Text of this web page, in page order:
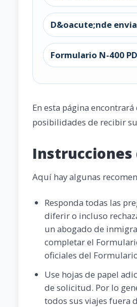
D&oacute;nde
Formulario N-400
En esta página
posibilidades de recibir
Instrucciones
Aquí hay algunas
Responda todas las
diferir o incluso
un abogado de
completar el
oficiales del
Use hojas de papel
de solicitud. Por lo
todos sus viajes fuera